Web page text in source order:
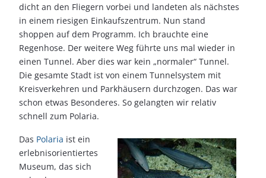
dicht an den Fliegern vorbei und landeten als nächstes
in einem riesigen Einkaufszentrum. Nun stand
shoppen auf dem Programm. Ich brauchte eine
Regenhose. Der weitere Weg führte uns mal wieder in
einen Tunnel. Aber dies war kein „normaler“ Tunnel.
Die gesamte Stadt ist von einem Tunnelsystem mit
Kreisverkehren und Parkhäusern durchzogen. Das war
schon etwas Besonderes. So gelangten wir relativ
schnell zum Polaria.
Das Polaria ist ein
erlebnisorientiertes
Museum, das sich